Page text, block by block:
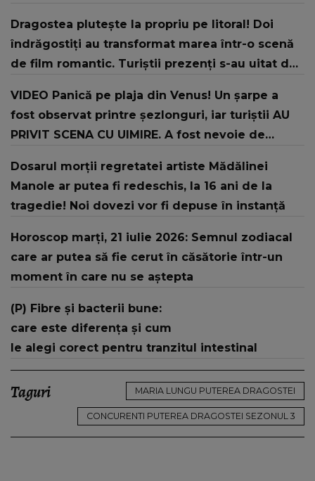
Dragostea plutește la propriu pe litoral! Doi
îndrăgostiți au transformat marea într-o scenă
de film romantic. Turiștii prezenți s-au uitat de
VIDEO Panică pe plaja din Venus! Un şarpe a
fost observat printre şezlonguri, iar turiştii AU
PRIVIT SCENA CU UIMIRE. A fost nevoie de
Dosarul morții regretatei artiste Mădălinei
Manole ar putea fi redeschis, la 16 ani de la
tragedie! Noi dovezi vor fi depuse în instanță
Horoscop marți, 21 iulie 2026: Semnul zodiacal
care ar putea să fie cerut în căsătorie într-un
moment în care nu se aștepta
(P) Fibre și bacterii bune:
care este diferența și cum
le alegi corect pentru tranzitul intestinal
Taguri MARIA LUNGU PUTEREA DRAGOSTEI
CONCURENTI PUTEREA DRAGOSTEI SEZONUL 3